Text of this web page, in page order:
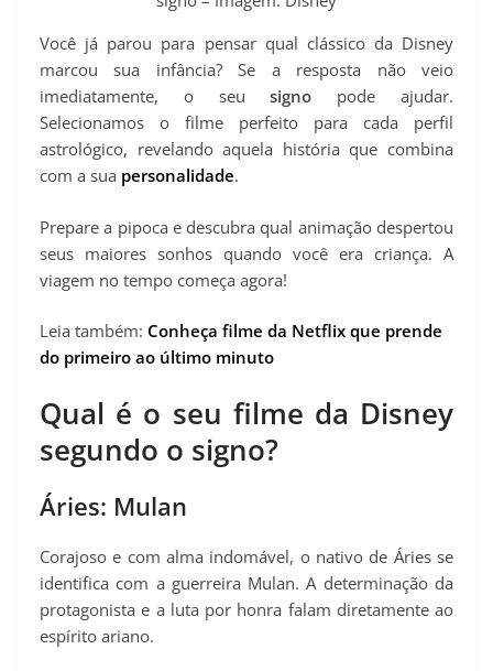
Você já parou para pensar qual clássico da Disney
marcou sua infância? Se a resposta não veio
imediatamente, o seusigno pode ajudar.
Selecionamos o filme perfeito para cada perfil
astrológico, revelando aquela história que combina
com a sua personalidade.
Prepare a pipoca e descubra qual animação despertou
seus maiores sonhos quando você era criança. A
viagem no tempo começa agora!
Leia também: Conheça filme da Netflix que prende
do primeiro ao último minuto
Qual é o seu filme da Disney
segundo o signo?
Áries: Mulan
Corajoso e com alma indomável, o nativo de Áries se
identifica com a guerreira Mulan. A determinação da
protagonista e a luta por honra falam diretamente ao
espírito ariano.